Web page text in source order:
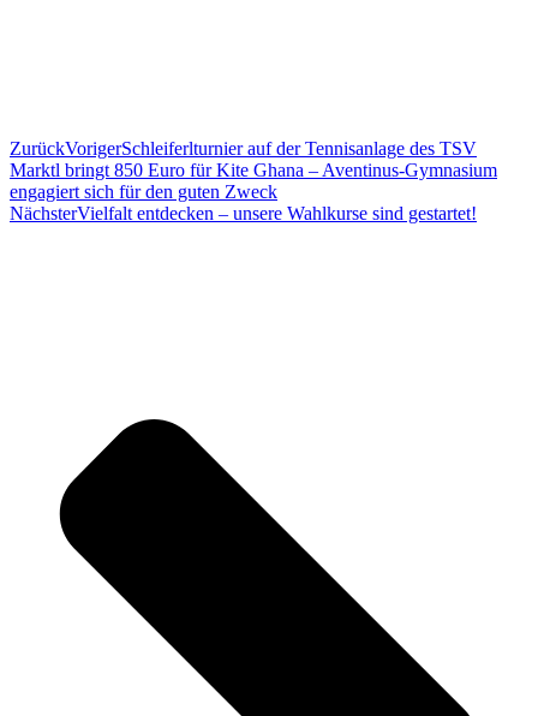
ZurückVorigerSchleiferlturnier auf der Tennisanlage des TSV
Marktl bringt 850 Euro für Kite Ghana – Aventinus-Gymnasium
engagiert sich für den guten Zweck
NächsterVielfalt entdecken – unsere Wahlkurse sind gestartet!